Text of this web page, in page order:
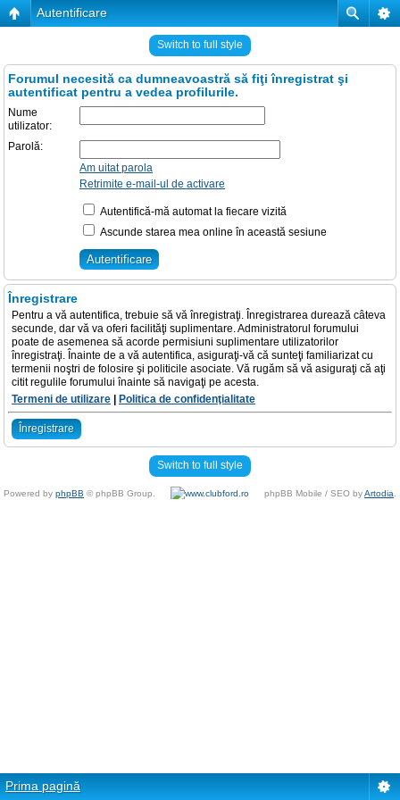
Autentificare
Switch to full style
Forumul necesită ca dumneavoastră să fiţi înregistrat şi
autentificat pentru a vedea profilurile.
Nume
utilizator:
Parolă:
Am uitat parola
Retrimite e-mail-ul de activare
Autentifică-mă automat la fiecare vizită
Ascunde starea mea online în această sesiune
Înregistrare
Pentru a vă autentifica, trebuie să vă înregistraţi. Înregistrarea durează câteva
secunde, dar vă va oferi facilităţi suplimentare. Administratorul forumului
poate de asemenea să acorde permisiuni suplimentare utilizatorilor
înregistraţi. Înainte de a vă autentifica, asiguraţi-vă că sunteţi familiarizat cu
termenii noştri de folosire şi politicile asociate. Vă rugăm să vă asiguraţi că aţi
citit regulile forumului înainte să navigaţi pe acesta.
Termeni de utilizare
Politica de confidenţialitate
Înregistrare
Switch to full style
Powered by phpBB © phpBB Group. phpBB Mobile / SEO byArtodia
Prima pagină